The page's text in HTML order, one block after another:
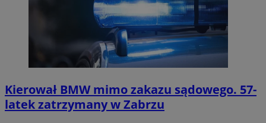
Kierował BMW mimo zakazu sądowego. 57-
latek zatrzymany w Zabrzu